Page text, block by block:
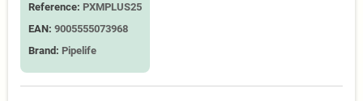
Reference: PXMPLUS25
EAN: 9005555073968
Brand: Pipelife